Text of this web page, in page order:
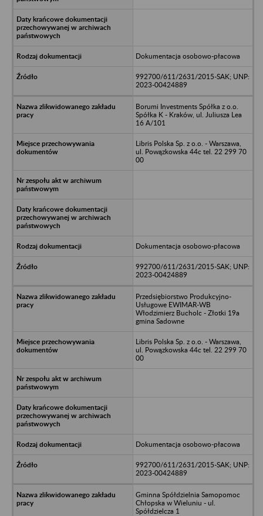
Dokumentacja osobowo-płacowa
992700/611/2631/2015-SAK; UNP:
2023-00424889
Borumi Investments Spółka z o.o.
Spółka K - Kraków, ul. Juliusza Lea
16 A/101
Libris Polska Sp. z o.o. - Warszawa,
ul. Powązkowska 44c tel. 22 299 70
00
Dokumentacja osobowo-płacowa
992700/611/2631/2015-SAK; UNP:
2023-00424889
Przedsiębiorstwo Produkcyjno-
Usługowe EWIMAR-WB
Włodzimierz Bucholc - Złotki 19a
gmina Sadowne
Libris Polska Sp. z o.o. - Warszawa,
ul. Powązkowska 44c tel. 22 299 70
00
Dokumentacja osobowo-płacowa
992700/611/2631/2015-SAK; UNP:
2023-00424889
Gminna Spółdzielnia Samopomoc
Chłopska w Wieluniu - ul.
Spółdzielcza 1